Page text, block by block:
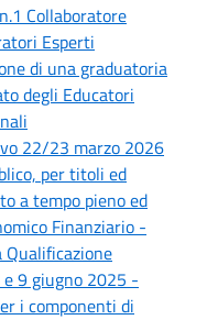
Collaboratore
Esperti
di una graduatoria
degli Educatori
22/23 marzo 2026
per titoli ed
a tempo pieno ed
Finanziario -
Qualificazione
e 9 giugno 2025 -
i componenti di